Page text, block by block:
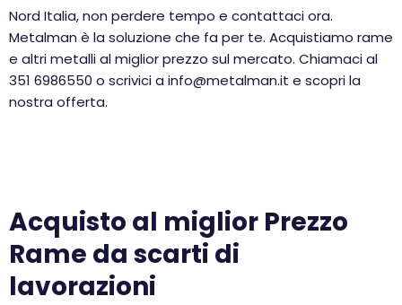
Nord Italia, non perdere tempo e contattaci ora.
Metalman è la soluzione che fa per te. Acquistiamo rame
e altri metalli al miglior prezzo sul mercato. Chiamaci al
351 6986550 o scrivici a info@metalman.it e scopri la
nostra offerta.
Acquisto al miglior Prezzo
Rame da scarti di
lavorazioni